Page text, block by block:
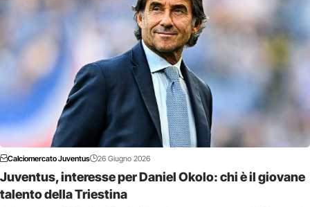
Calciomercato Juventus 26 Giugno 2026
Juventus, interesse per Daniel Okolo: chi è il giovane
talento della Triestina